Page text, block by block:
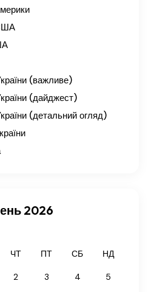
(важливе)
(дайджест)
(детальний огляд)
2026
ЧТ ПТ СБ НД
2 3 4
5